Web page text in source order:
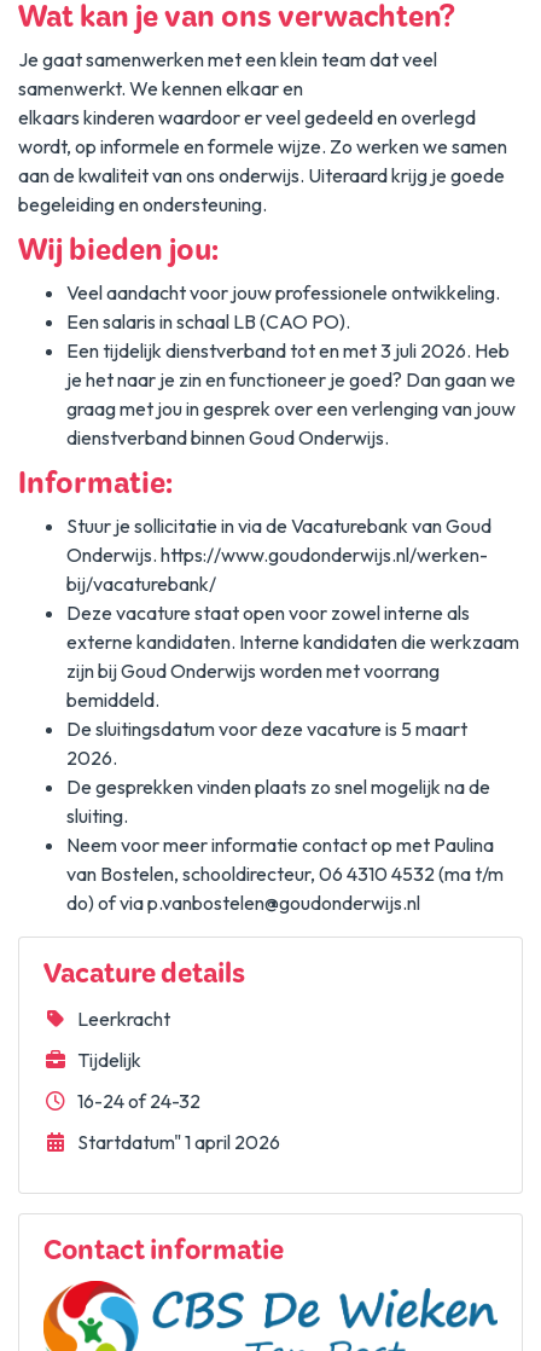
Wat kan je van ons verwachten?
Je gaat samenwerken met een klein team dat veel
samenwerkt. We kennen elkaar en
elkaars kinderen waardoor er veel gedeeld en overlegd
wordt, op informele en formele wijze. Zo werken we samen
aan de kwaliteit van ons onderwijs. Uiteraard krijg je goede
begeleiding en ondersteuning.
Wij bieden jou:
Veel aandacht voor jouw professionele ontwikkeling.
Een salaris in schaal LB (CAO PO).
Een tijdelijk dienstverband tot en met 3 juli 2026. Heb
je het naar je zin en functioneer je goed? Dan gaan we
graag met jou in gesprek over een verlenging van jouw
dienstverband binnen Goud Onderwijs.
Informatie:
Stuur je sollicitatie in via de Vacaturebank van Goud
Onderwijs. https://www.goudonderwijs.nl/werken-
bij/vacaturebank/
Deze vacature staat open voor zowel interne als
externe kandidaten. Interne kandidaten die werkzaam
zijn bij Goud Onderwijs worden met voorrang
bemiddeld.
De sluitingsdatum voor deze vacature is 5 maart
2026.
De gesprekken vinden plaats zo snel mogelijk na de
sluiting.
Neem voor meer informatie contact op met Paulina
van Bostelen, schooldirecteur, 06 4310 4532 (ma t/m
do) of via p.vanbostelen@goudonderwijs.nl
Vacature details
Leerkracht
Tijdelijk
16-24 of 24-32
Startdatum" 1 april 2026
Contact informatie